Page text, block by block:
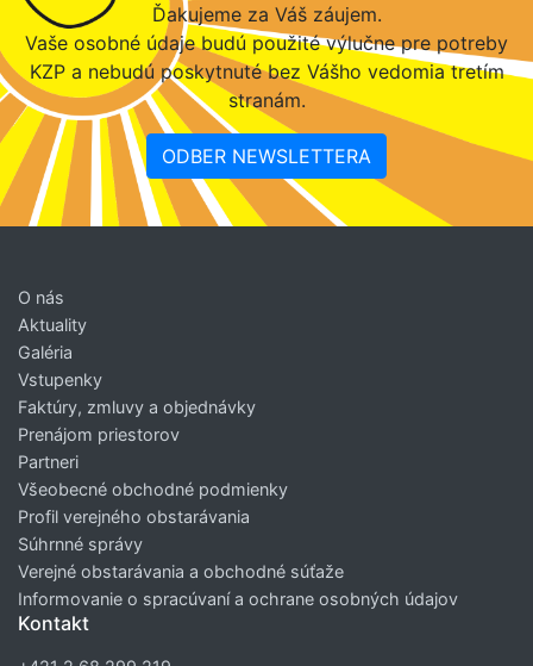
Ďakujeme za Váš záujem.
Vaše osobné údaje budú použité výlučne pre potreby
KZP a nebudú poskytnuté bez Vášho vedomia tretím
stranám.
ODBER NEWSLETTERA
O nás
Aktuality
Galéria
Vstupenky
Faktúry, zmluvy a objednávky
Prenájom priestorov
Partneri
Všeobecné obchodné podmienky
Profil verejného obstarávania
Súhrnné správy
Verejné obstarávania a obchodné súťaže
Informovanie o spracúvaní a ochrane osobných údajov
Kontakt